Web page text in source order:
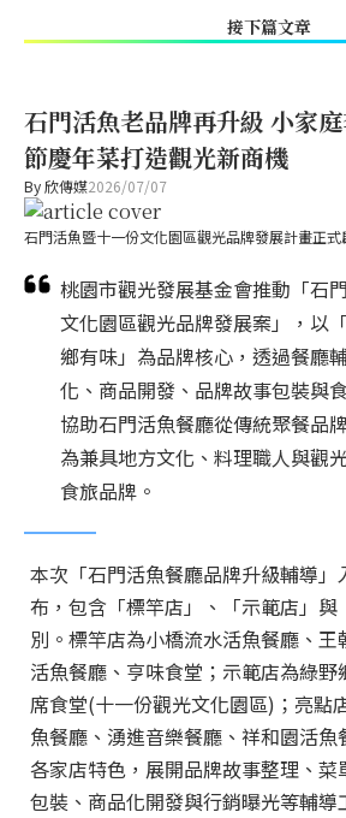
接下篇文章
石門活魚老品牌再升級 小家
節慶年菜打造觀光新商機
By欣傳媒2026/07/07
石門活魚暨十一份文化園區觀光品牌發展計畫正
桃園市觀光發展基金會推動「石
文化園區觀光品牌發展案」，以
鄉有味」為品牌核心，透過餐廳
化、商品開發、品牌故事包裝與
協助石門活魚餐廳從傳統聚餐品
為兼具地方文化、料理職人與觀
食旅品牌。
本次「石門活魚餐廳品牌升級輔導」
布，包含「標竿店」、「示範店」與
別。標竿店為小橋流水活魚餐廳、王
活魚餐廳、亨味食堂；示範店為綠
席食堂(十一份觀光文化園區)；亮點
魚餐廳、湧進音樂餐廳、祥和園活魚
各家店特色，展開品牌故事整理、菜
包裝、商品化開發與行銷曝光等輔導